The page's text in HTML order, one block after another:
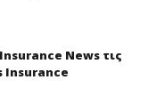
News τις
Insurance